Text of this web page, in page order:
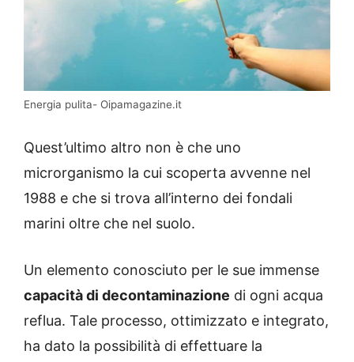
Energia pulita- Oipamagazine.it
Quest’ultimo altro non è che uno
microrganismo la cui scoperta avvenne nel
1988 e che si trova all’interno dei fondali
marini oltre che nel suolo.
Un elemento conosciuto per le sue immense
capacità di decontaminazione di ogni acqua
reflua. Tale processo, ottimizzato e integrato,
ha dato la possibilità di effettuare la